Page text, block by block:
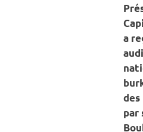
a
des
par